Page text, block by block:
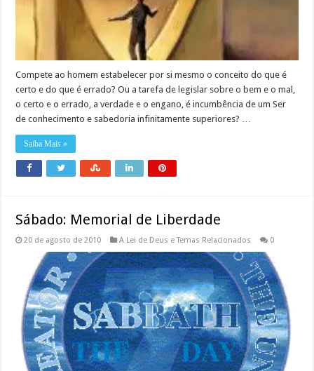
Compete ao homem estabelecer por si mesmo o conceito do que é
certo e do que é errado? Ou a tarefa de legislar sobre o bem e o mal,
o certo e o errado, a verdade e o engano, é incumbência de um Ser
de conhecimento e sabedoria infinitamente superiores? …
Saiba Mais »
Sábado: Memorial de Liberdade
20 de agosto de 2010 A Lei de Deus e Temas Relacionados 0